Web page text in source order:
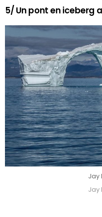
5/ Un pont en iceberg
Jay
Jay